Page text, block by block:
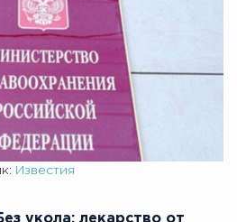
Известия
укола: лекарство от